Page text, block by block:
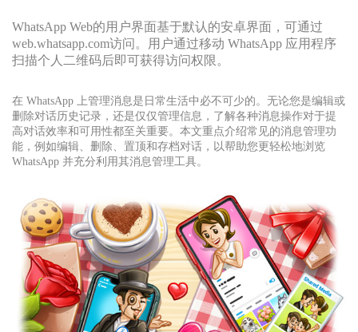
WhatsApp Web的用户界面基于默认的安卓界面，可通过
web.whatsapp.com访问。用户通过移动 WhatsApp 应用程序
扫描个人二维码后即可获得访问权限。
在 WhatsApp 上管理消息是日常生活中必不可少的。无论您是编辑或
删除对话历史记录，还是仅仅管理信息，了解各种消息操作对于提
高对话效率和可用性都至关重要。本文重点介绍常见的消息管理功
能，例如编辑、删除、置顶和存档对话，以帮助您更轻松地浏览
WhatsApp 并充分利用其消息管理工具。